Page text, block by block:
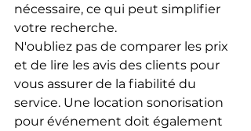
nécessaire, ce qui peut simplifier
votre recherche.
N'oubliez pas de comparer les prix
et de lire les avis des clients pour
vous assurer de la fiabilité du
service. Une location sonorisation
pour événement doit également